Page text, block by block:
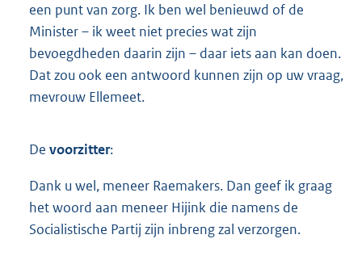
een punt van zorg. Ik ben wel benieuwd of de
Minister – ik weet niet precies wat zijn
bevoegdheden daarin zijn – daar iets aan kan doen.
Dat zou ook een antwoord kunnen zijn op uw vraag,
mevrouw Ellemeet.
De voorzitter:
Dank u wel, meneer Raemakers. Dan geef ik graag
het woord aan meneer Hijink die namens de
Socialistische Partij zijn inbreng zal verzorgen.